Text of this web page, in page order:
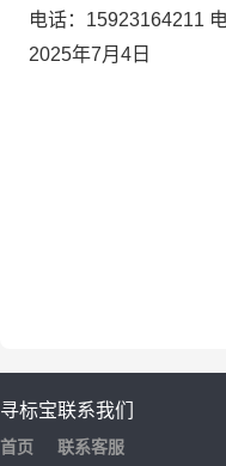
电话：15923164211
2025年7月4日
寻标宝
首页
联系我们
联系客服